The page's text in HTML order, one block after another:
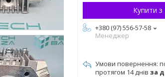
Купити з
+380 (97) 556-57-58
Менеджер
протягом 14 днів за